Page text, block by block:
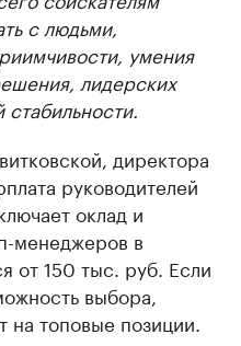
с людьми,
умения
лидерских
директора
руководителей
оклад и
менеджеров в
от 150 тыс. руб. Если
выбора,
топовые позиции.